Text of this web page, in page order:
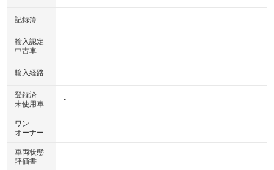
記録簿 -
輸入認定
中古車
-
輸入経路 -
登録済
未使用車
-
ワン
オーナー
-
車両状態
評価書
-